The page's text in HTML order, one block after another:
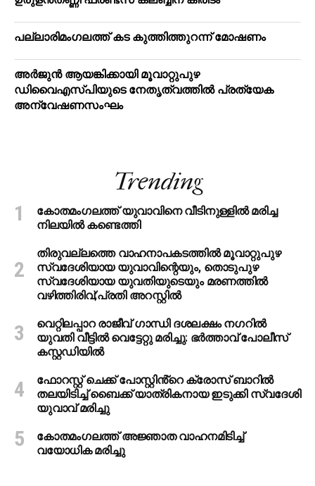
പ​ല്ലാ​രി​മം​ഗ​ല​ത്ത് ക​ട കു​ത്തി​ത്തുറ​ന്ന് മോ​ഷ​ണം
അര്‍ജുന്‍ ആയങ്കിക്കായി മൂവാറ്റുപുഴ
ഡിവൈഎസ്പിയുടെ നേതൃത്വത്തില്‍ പ്രത്യേക
അന്വേഷണസംഘം
Trending
കോതമംഗലത്ത് യുവാവിനെ വീടിനുള്ളിൽ മരിച്ച
നിലയിൽ കണ്ടെത്തി
തിരുവല്ലത്തെ വാഹനാപകടത്തില്‍ മൂവാറ്റുപുഴ
സ്വദേശിയായ യുവാവിന്റെയും, തൊടുപുഴ
സ്വദേശിയായ യുവതിയുടെയും മരണത്തില്‍
വഴിത്തിരിവ്;പ്രതി അറസ്റ്റില്‍
വെറ്റിലപ്പാറ രാജീവ് ഗാന്ധി ദശലക്ഷം നഗറിൽ
യുവതി വീട്ടിൽ വെട്ടേറ്റു മരിച്ചു: ഭർത്താവ് പോലീസ്
കസ്റ്റഡിയിൽ
ഫോറസ്റ്റ് ചെക്ക് പോസ്റ്റിൻ്റെ ക്രോസ് ബാറില്‍
തലയിടിച്ച് ബൈക്ക് യാത്രികനായ ഇടുക്കി സ്വദേശി
യുവാവ് മരിച്ചു
കോതമംഗലത്ത് അജ്ഞാത വാഹനമിടിച്ച്
വയോധിക മരിച്ചു